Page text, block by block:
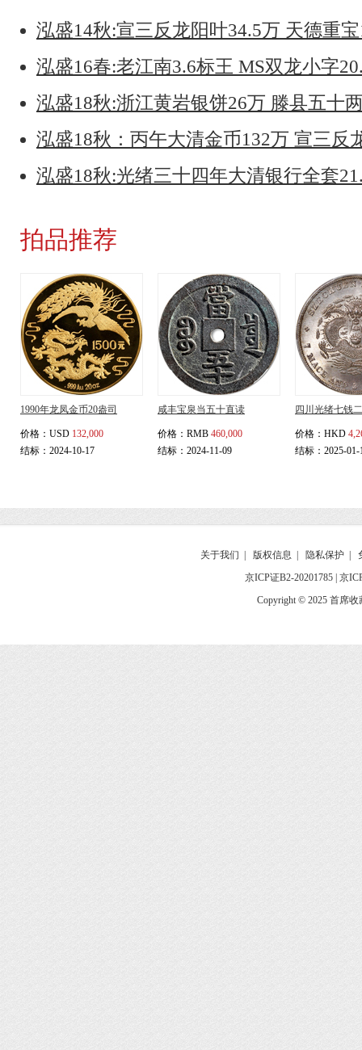
泓盛14秋:宣三反龙阳叶34.5万 天德重
泓盛16春:老江南3.6标王 MS双龙小字
泓盛18秋:浙江黄岩银饼26万 滕县五十
泓盛18秋：丙午大清金币132万 宣三反
泓盛18秋:光绪三十四年大清银行全套
拍品推荐
1990年龙凤金币20盎司
价格： USD 132,000
结标：2024-10-17
咸丰宝泉当五十直读
价格： RMB 460,000
结标：2024-11-09
四川光绪七钱
价格： HKD
结标：2025-01-
关于我们 版权信息 隐私保护
京ICP证B2-20201785 京
Copyright © 2025 首席收